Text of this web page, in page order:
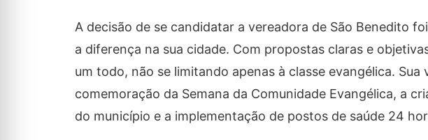
A decisão de se candidatar a vereadora de São Benedito
a diferença na sua cidade. Com propostas claras e
um todo, não se limitando apenas à classe evangélica.
comemoração da Semana da Comunidade Evangélica, a
do município e a implementação de postos de saúde 24